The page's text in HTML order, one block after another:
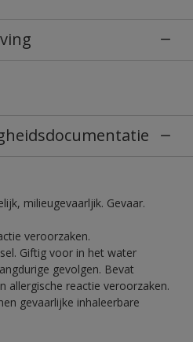
milieugevaarljik. Gevaar.
veroorzaken.
Giftig voor in het water
gevolgen. Bevat
allergische reactie veroorzaken.
gevaarlijke inhaleerbare